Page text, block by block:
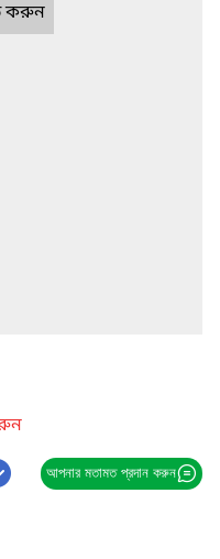
করুন
আপনার মতামত প্রদান করুন